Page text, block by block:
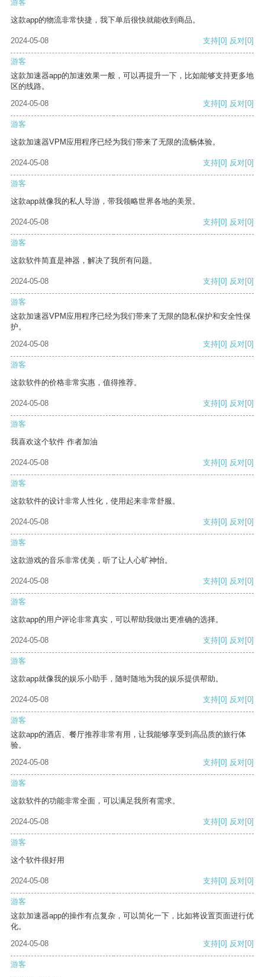
游客
这款app的物流非常快捷，我下单后很快就能收到商品。
2024-05-08 支持[0] 反对[0]
游客
这款加速器app的加速效果一般，可以再提升一下，比如能够支持更多地
区的线路。
2024-05-08
支持[0] 反对[0]
游客
这款加速器VPM应用程序已经为我们带来了无限的流畅体验。
2024-05-08 支持[0] 反对[0]
游客
这款app就像我的私人导游，带我领略世界各地的美景。
2024-05-08 支持[0] 反对[0]
游客
这款软件简直是神器，解决了我所有问题。
2024-05-08 支持[0] 反对[0]
游客
这款加速器VPM应用程序已经为我们带来了无限的隐私保护和安全性保
护。
2024-05-08
支持[0] 反对[0]
游客
这款软件的价格非常实惠，值得推荐。
2024-05-08 支持[0] 反对[0]
游客
我喜欢这个软件 作者加油
2024-05-08 支持[0] 反对[0]
游客
这款软件的设计非常人性化，使用起来非常舒服。
2024-05-08 支持[0] 反对[0]
游客
这款游戏的音乐非常优美，听了让人心旷神怡。
2024-05-08 支持[0] 反对[0]
游客
这款app的用户评论非常真实，可以帮助我做出更准确的选择。
2024-05-08 支持[0] 反对[0]
游客
这款app就像我的娱乐小助手，随时随地为我的娱乐提供帮助。
2024-05-08 支持[0] 反对[0]
游客
这款app的酒店、餐厅推荐非常有用，让我能够享受到高品质的旅行体
验。
2024-05-08
支持[0] 反对[0]
游客
这款软件的功能非常全面，可以满足我所有需求。
2024-05-08 支持[0] 反对[0]
游客
这个软件很好用
2024-05-08 支持[0] 反对[0]
游客
这款加速器app的操作有点复杂，可以简化一下，比如将设置页面进行优
化。
2024-05-08
支持[0] 反对[0]
游客